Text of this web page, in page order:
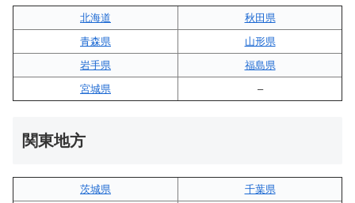
北海道
秋田県
青森県
山形県
岩手県
福島県
宮城県
–
関東地方
茨城県
千葉県